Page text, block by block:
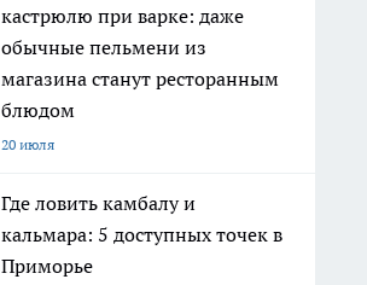
кастрюлю при варке: даже
обычные пельмени из
магазина станут ресторанным
блюдом
20 июля
Где ловить камбалу и
кальмара: 5 доступных точек в
Приморье